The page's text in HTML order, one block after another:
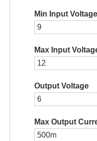
Min Input Voltage
Max Input
Output Voltage
Max Output